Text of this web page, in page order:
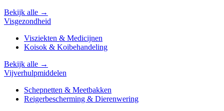
Bekijk alle →
Visgezondheid
Visziekten & Medicijnen
Koisok & Koibehandeling
Bekijk alle →
Vijverhulpmiddelen
Schepnetten & Meetbakken
Reigerbescherming & Dierenwering